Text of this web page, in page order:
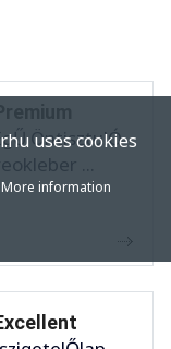
ÖntisztulÓ
...
uses cookies
More information